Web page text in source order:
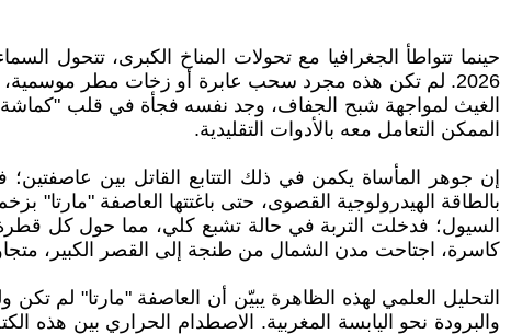
حينما تتواطأ الجغرافيا مع تحولات المناخ الكبرى، تتحول
2026. لم تكن هذه مجرد سحب عابرة أو زخات مطر موسمية،
الغيث لمواجهة شبح الجفاف، وجد نفسه فجأة في قلب "كماشة
الممكن التعامل معه بالأدوات التقليدية.
إن جوهر المأساة يكمن في ذلك التتابع القاتل بين عاصفتين؛
بالطاقة الهيدرولوجية القصوى، حتى باغتتها العاصفة
السيول؛ فدخلت التربة في حالة تشبع كلي، مما حول كل
كاسرة، اجتاحت مدن الشمال من طنجة إلى القصر الكبير،
التحليل العلمي لهذه الظاهرة يبيّن أن العاصفة "مارتا" لم
والبرودة نحو اليابسة المغربية. الاصطدام الحراري بين هذه